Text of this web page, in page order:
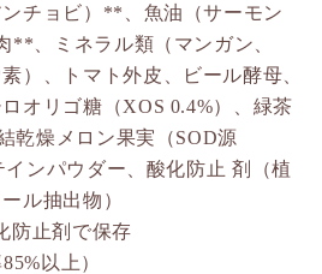
チョビ）**、魚油（サーモン
**、ミネラル類（マンガン、
）、トマト外皮、ビール酵母、
オリゴ糖（XOS 0.4%）、緑茶
乾燥メロン果実（SOD源
ンパウダー、酸化防止 剤（植
ル抽出物）
防止剤で保存
以上）